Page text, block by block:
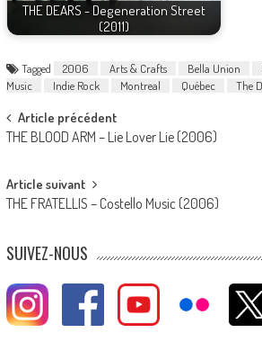
THE DEARS - Degeneration Street
(2011)
Tagged 2006 Arts & Crafts Bella Union
Music
Indie Rock Montreal Québec The
Post
navigation
Article précédent
THE BLOOD ARM – Lie Lover Lie (2006)
Article suivant
THE FRATELLIS – Costello Music (2006)
SUIVEZ-NOUS